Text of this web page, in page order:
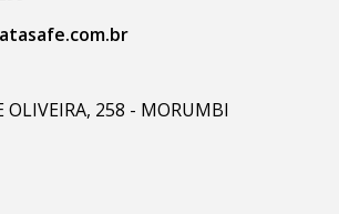
OLIVEIRA, 258 - MORUMBI